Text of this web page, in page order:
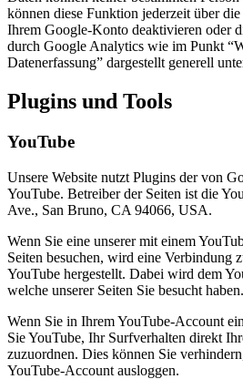
können diese Funktion jederzeit über
Ihrem Google-Konto deaktivieren oder
durch Google Analytics wie im Punkt
Datenerfassung” dargestellt generell
Plugins und Tools
YouTube
Unsere Website nutzt Plugins der von
YouTube. Betreiber der Seiten ist die
Ave., San Bruno, CA 94066, USA.
Wenn Sie eine unserer mit einem
Seiten besuchen, wird eine Verbindung
YouTube hergestellt. Dabei wird dem
welche unserer Seiten Sie besucht haben.
Wenn Sie in Ihrem YouTube-Account
Sie YouTube, Ihr Surfverhalten direkt
zuzuordnen. Dies können Sie
YouTube-Account ausloggen.